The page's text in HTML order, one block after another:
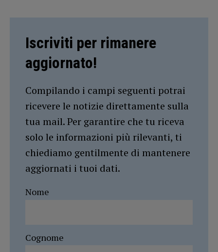
Iscriviti per rimanere
aggiornato!
Compilando i campi seguenti potrai
ricevere le notizie direttamente sulla
tua mail. Per garantire che tu riceva
solo le informazioni più rilevanti, ti
chiediamo gentilmente di mantenere
aggiornati i tuoi dati.
Nome
Cognome